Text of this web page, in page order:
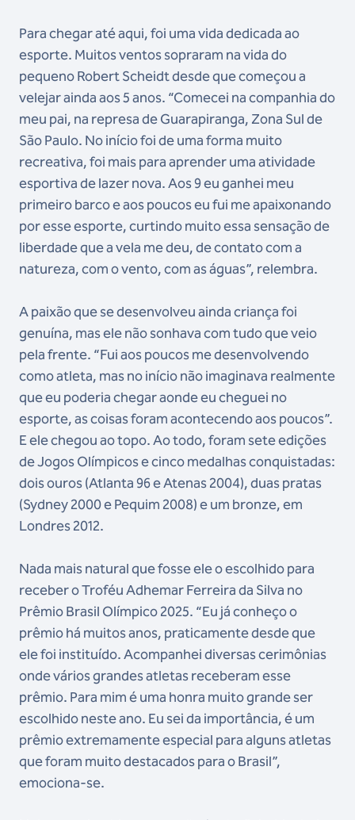
Para chegar até aqui, foi uma vida dedicada ao
esporte. Muitos ventos sopraram na vida do
pequeno Robert Scheidt desde que começou a
velejar ainda aos 5 anos. “Comecei na companhia do
meu pai, na represa de Guarapiranga, Zona Sul de
São Paulo. No início foi de uma forma muito
recreativa, foi mais para aprender uma atividade
esportiva de lazer nova. Aos 9 eu ganhei meu
primeiro barco e aos poucos eu fui me apaixonando
por esse esporte, curtindo muito essa sensação de
liberdade que a vela me deu, de contato com a
natureza, com o vento, com as águas”, relembra.
A paixão que se desenvolveu ainda criança foi
genuína, mas ele não sonhava com tudo que veio
pela frente. “Fui aos poucos me desenvolvendo
como atleta, mas no início não imaginava realmente
que eu poderia chegar aonde eu cheguei no
esporte, as coisas foram acontecendo aos poucos”.
E ele chegou ao topo. Ao todo, foram sete edições
de Jogos Olímpicos e cinco medalhas conquistadas:
dois ouros (Atlanta 96 e Atenas 2004), duas pratas
(Sydney 2000 e Pequim 2008) e um bronze, em
Londres 2012.
Nada mais natural que fosse ele o escolhido para
receber o Troféu Adhemar Ferreira da Silva no
Prêmio Brasil Olímpico 2025. “Eu já conheço o
prêmio há muitos anos, praticamente desde que
ele foi instituído. Acompanhei diversas cerimônias
onde vários grandes atletas receberam esse
prêmio. Para mim é uma honra muito grande ser
escolhido neste ano. Eu sei da importância, é um
prêmio extremamente especial para alguns atletas
que foram muito destacados para o Brasil”,
emociona-se.